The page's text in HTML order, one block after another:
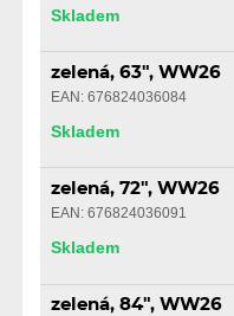
Skladem
zelená, 63", WW26
EAN: 676824036084
Skladem
zelená, 72", WW26
EAN: 676824036091
Skladem
zelená, 84", WW26